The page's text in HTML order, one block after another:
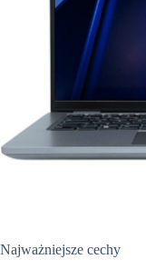
Najważniejsze cechy